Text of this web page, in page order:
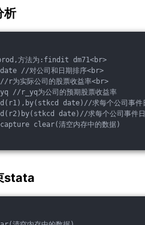
析
prod,方法为:findit dm71<br>
//对公司和日期排序<br>
r为实际公司的股票收益率<br>
//r_yq为公司的预期股票收益率
date)//求每个公司事件
date)//求每个公司事件日
clear(清空内存中的数据)
stata